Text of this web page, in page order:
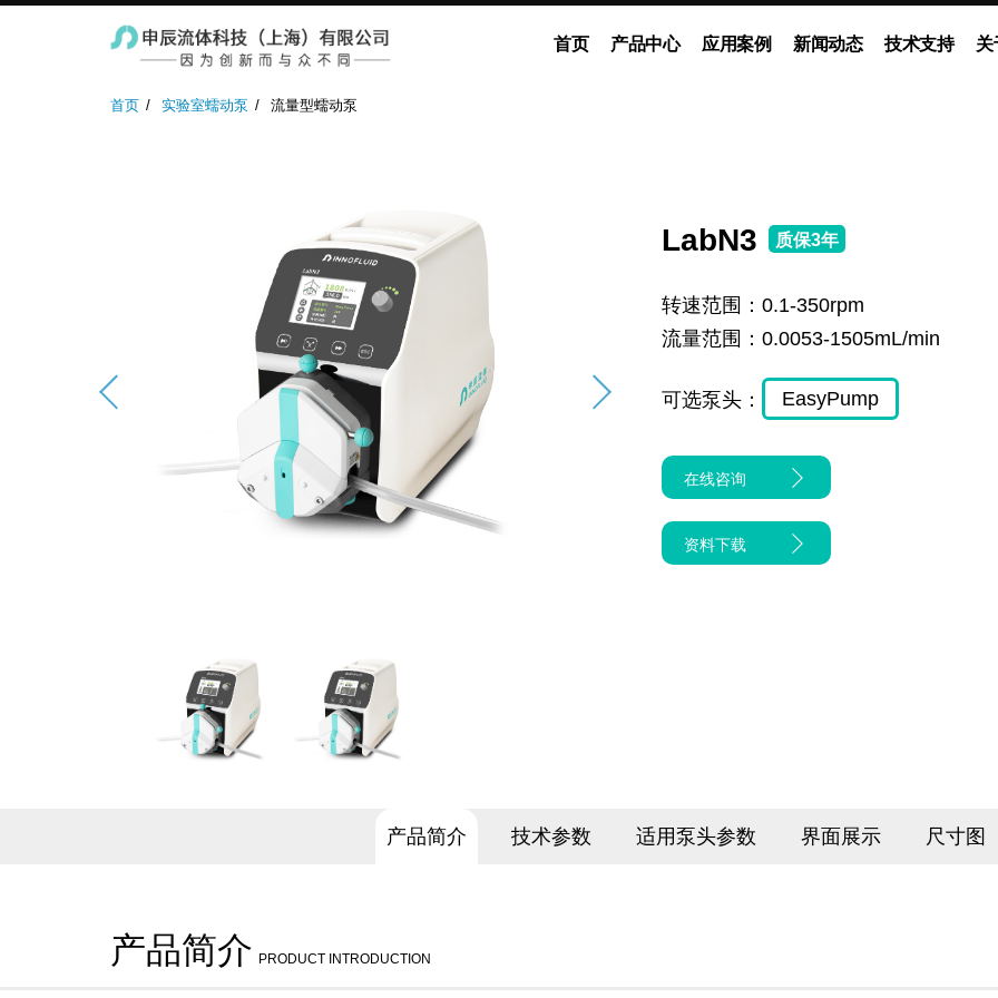
首页 产品中心 应用案例 新闻动态 技术支持 关
首页 实验室蠕动泵 流量型蠕动泵
LabN3 质保3年
转速范围：0.1-350rpm
流量范围：0.0053-1505mL/min
可选泵头： EasyPump
在线咨询
资料下载
产品简介 技术参数 适用泵头参数 界面展示 尺寸图
产品简介 PRODUCT INTRODUCTION